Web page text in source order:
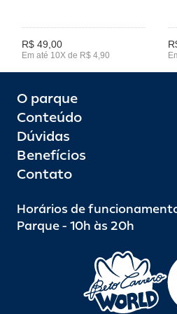
R$ 49,00
Em até 10X de R$ 4,90
O parque
Conteúdo
Dúvidas
Benefícios
Contato
Horários de
Parque - 10h às 20h